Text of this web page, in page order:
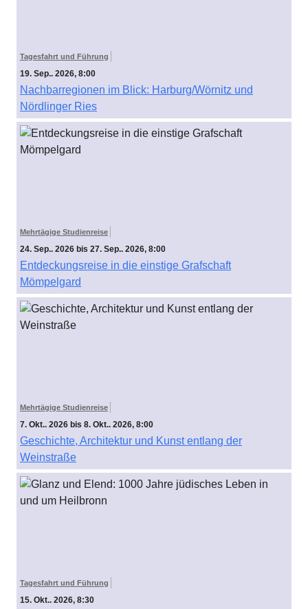
Tagesfahrt und Führung
19. Sep.. 2026, 8:00
Nachbarregionen im Blick: Harburg/Wörnitz und
Nördlinger Ries
Mehrtägige Studienreise
24. Sep.. 2026 bis 27. Sep.. 2026, 8:00
Entdeckungsreise in die einstige Grafschaft
Mömpelgard
Mehrtägige Studienreise
7. Okt.. 2026 bis 8. Okt.. 2026, 8:00
Geschichte, Architektur und Kunst entlang der
Weinstraße
Tagesfahrt und Führung
15. Okt.. 2026, 8:30